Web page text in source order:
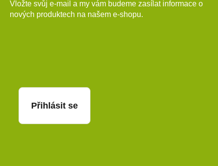
Vložte svůj e-mail a my vám budeme zasílat informace o
nových produktech na našem e-shopu.
Přihlásit se